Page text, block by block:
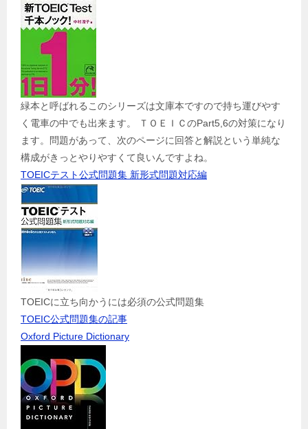
緑本と呼ばれるこのシリーズは文庫本ですので持ち運びやす
く電車の中でも出来ます。 ＴＯＥＩＣのPart5,6の対策になり
ます。問題があって、次のページに回答と解説という単純な
構成がきっとやりやすくて良いんですよね。
TOEICテスト公式問題集 新形式問題対応編
TOEICに立ち向かうには必須の公式問題集
TOEIC公式問題集の記事
Oxford Picture Dictionary